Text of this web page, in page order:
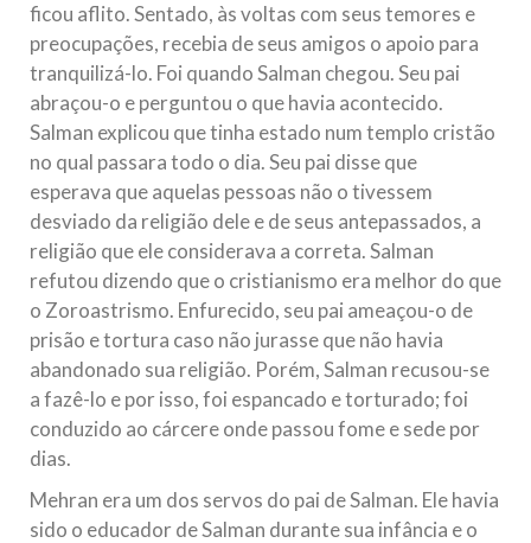
ficou aflito. Sentado, às voltas com seus temores e
preocupações, recebia de seus amigos o apoio para
tranquilizá-lo. Foi quando Salman chegou. Seu pai
abraçou-o e perguntou o que havia acontecido.
Salman explicou que tinha estado num templo cristão
no qual passara todo o dia. Seu pai disse que
esperava que aquelas pessoas não o tivessem
desviado da religião dele e de seus antepassados, a
religião que ele considerava a correta. Salman
refutou dizendo que o cristianismo era melhor do que
o Zoroastrismo. Enfurecido, seu pai ameaçou-o de
prisão e tortura caso não jurasse que não havia
abandonado sua religião. Porém, Salman recusou-se
a fazê-lo e por isso, foi espancado e torturado; foi
conduzido ao cárcere onde passou fome e sede por
dias.
Mehran era um dos servos do pai de Salman. Ele havia
sido o educador de Salman durante sua infância e o